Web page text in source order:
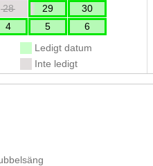
28 29
30
4 5
6
Ledigt datum
Inte ledigt